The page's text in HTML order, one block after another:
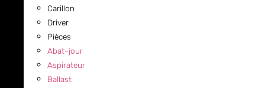
Carillon
Driver
Pièces
Abat-jour
Aspirateur
Ballast